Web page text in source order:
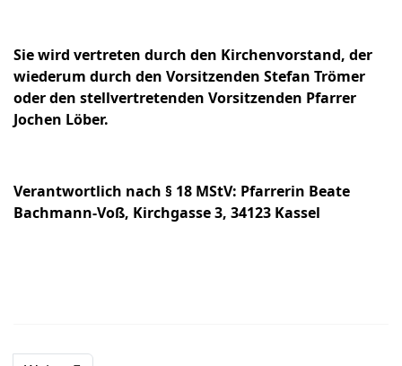
Sie wird vertreten durch den Kirchenvorstand, der
wiederum durch den Vorsitzenden Stefan Trömer
oder den stellvertretenden Vorsitzenden Pfarrer
Jochen Löber.
Verantwortlich nach § 18 MStV: Pfarrerin Beate
Bachmann-Voß, Kirchgasse 3, 34123 Kassel